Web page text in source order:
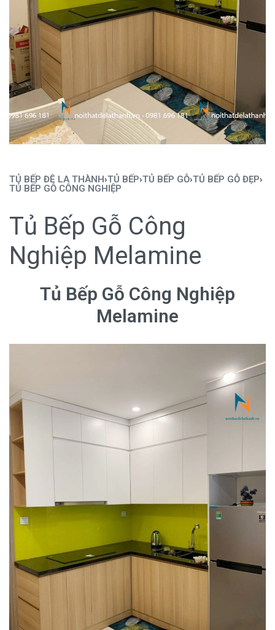
TỦ BẾP ĐÊ LA THÀNH›TỦ BẾP›TỦ BẾP GỖ›TỦ BẾP GỖ ĐẸP›
TỦ BẾP GỖ CÔNG NGHIỆP
Tủ Bếp Gỗ Công
Nghiệp Melamine
Tủ Bếp Gỗ Công Nghiệp
Melamine